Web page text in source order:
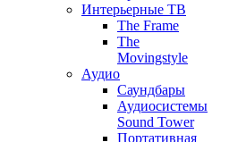
Интерьерные ТВ
The Frame
The
Movingstyle
Аудио
Саундбары
Аудиосистемы
Sound Tower
Портативная